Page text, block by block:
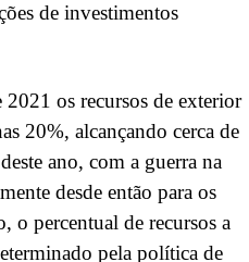
de investimentos
os recursos de exterior
20%, alcançando cerca de
ano, com a guerra na
desde então para os
o percentual de recursos a
pela política de